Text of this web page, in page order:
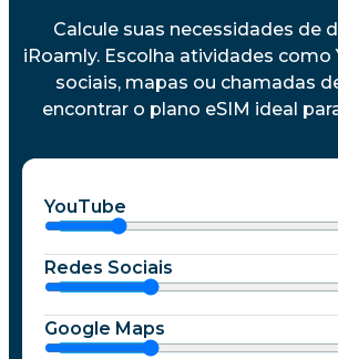
Calcule suas necessidades de
iRoamly. Escolha atividades como
sociais, mapas ou chamadas
encontrar o plano eSIM ideal
YouTube
Redes Sociais
Google Maps